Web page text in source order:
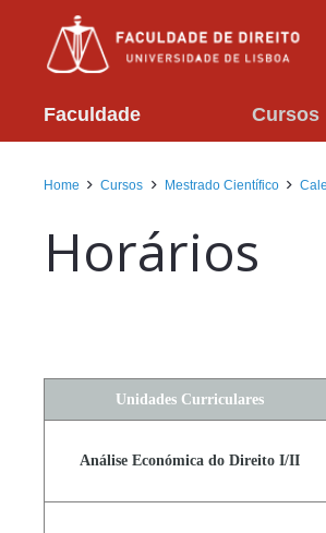
Faculdade Cursos
Home Cursos Mestrado Científico
Horários
Unidades Curriculares
Análise Económica do Direito I/II